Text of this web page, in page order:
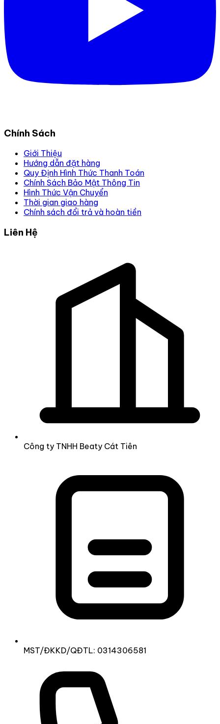
Chính Sách
Giới Thiệu
Hướng dẫn đặt hàng
Quy Định Hình Thức Thanh Toán
Chính Sách Bảo Mật Thông Tin
Hình Thức Vận Chuyển
Thời gian giao hàng
Chính sách đổi trả và hoàn tiền
Liên Hệ
Công ty TNHH Beaty Cát Tiên
MST/ĐKKD/QĐTL: 0314306581